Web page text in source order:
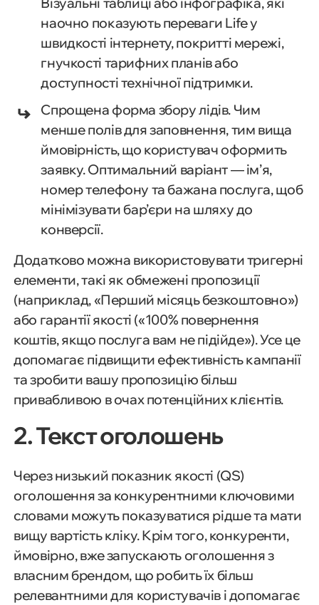
наочно показують переваги Life у
швидкості інтернету, покритті мережі,
гнучкості тарифних планів або
доступності технічної підтримки.
Спрощена форма збору лідів. Чим
менше полів для заповнення, тим вища
ймовірність, що користувач оформить
заявку. Оптимальний варіант — ім’я,
номер телефону та бажана послуга, щоб
мінімізувати бар’єри на шляху до
конверсії.
Додатково можна використовувати тригерні
елементи, такі як обмежені пропозиції
(наприклад, «Перший місяць безкоштовно»)
або гарантії якості («100% повернення
коштів, якщо послуга вам не підійде»). Усе це
допомагає підвищити ефективність кампанії
та зробити вашу пропозицію більш
привабливою в очах потенційних клієнтів.
2. Текст оголошень
Через низький показник якості (QS)
оголошення за конкурентними ключовими
словами можуть показуватися рідше та мати
вищу вартість кліку. Крім того, конкуренти,
ймовірно, вже запускають оголошення з
власним брендом, що робить їх більш
релевантними для користувачів і допомагає